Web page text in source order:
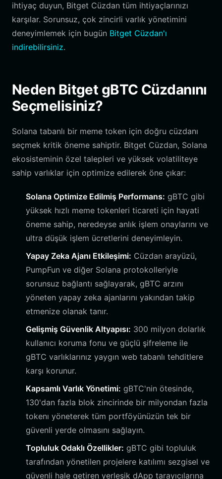
ihtiyaç duyun, Bitget Cüzdan tüm ihtiyaçlarınızı
karşılar. Sorunsuz, çok zincirli varlık yönetimini
deneyimlemek için bugün Bitget Cüzdan'ı
indirebilirsiniz.
Neden Bitget gBTC Cüzdanını
Seçmelisiniz?
Solana tabanlı bir meme token için doğru cüzdanı
seçmek kritik öneme sahiptir. Bitget Cüzdan, Solana
ekosisteminin özel talepleri ve yüksek volatiliteye
sahip varlıklar için optimize edilerek öne çıkar:
Solana Optimize Edilmiş Performans: gBTC gibi
yüksek hızlı meme tokenleri ticareti için hayati
öneme sahip, neredeyse anlık işlem onaylarını ve
ultra düşük işlem ücretlerini deneyimleyin.
Yapay Zeka Ajanı Etkileşimi: Cüzdan arayüzü,
PumpFun ve diğer Solana protokolleriyle
sorunsuz bağlantı sağlayarak, gBTC arzını
yöneten yapay zeka ajanlarını yakından takip
etmenize olanak tanır.
Gelişmiş Güvenlik Altyapısı: 300 milyon dolarlık
kullanıcı koruma fonu ve güçlü şifreleme ile
gBTC varlıklarınız yaygın web tabanlı tehditlere
karşı korunur.
Kapsamlı Varlık Yönetimi: gBTC'nin ötesinde,
130'dan fazla blok zincirinde bir milyondan fazla
tokenı yöneterek tüm portföyünüzün tek bir
güvenli yerde olmasını sağlayın.
Topluluk Odaklı Özellikler: gBTC gibi topluluk
tarafından yönetilen projelere katılımı sezgisel ve
güvenli hale getiren yerleşik dApp tarayıcılarına